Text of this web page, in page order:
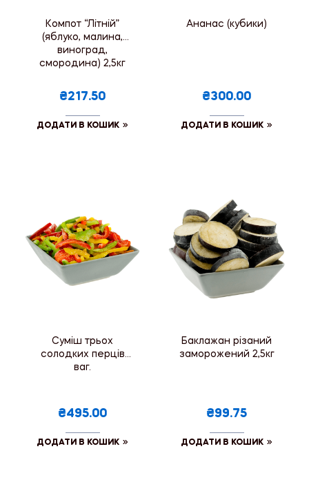
Компот “Літній”
(яблуко, малина,
виноград,
смородина) 2,5кг
₴217.50
ДОДАТИ В КОШИК
Ананас (кубики)
₴300.00
ДОДАТИ В КОШИК
Суміш трьох
солодких перців
ваг.
₴495.00
ДОДАТИ В КОШИК
Баклажан різаний
заморожений 2,5кг
₴99.75
ДОДАТИ В КОШИК